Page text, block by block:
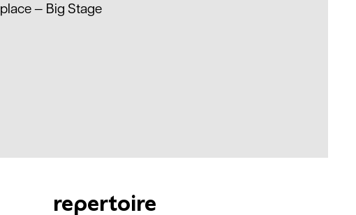
place — Big Stage
repertoire